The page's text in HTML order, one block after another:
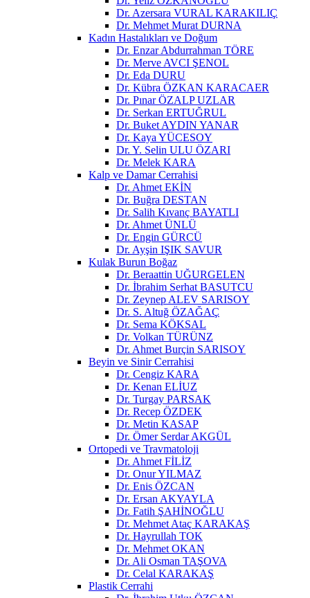
Dr. Azersara VURAL KARAKILIÇ
Dr. Mehmet Murat DURNA
Kadın Hastalıkları ve Doğum
Dr. Enzar Abdurrahman TÖRE
Dr. Merve AVCI ŞENOL
Dr. Eda DURU
Dr. Kübra ÖZKAN KARACAER
Dr. Pınar ÖZALP UZLAR
Dr. Serkan ERTUĞRUL
Dr. Buket AYDIN YANAR
Dr. Kaya YÜCESOY
Dr. Y. Selin ULU ÖZARI
Dr. Melek KARA
Kalp ve Damar Cerrahisi
Dr. Ahmet EKİN
Dr. Buğra DESTAN
Dr. Salih Kıvanç BAYATLI
Dr. Ahmet ÜNLÜ
Dr. Engin GÜRCÜ
Dr. Ayşin IŞIK SAVUR
Kulak Burun Boğaz
Dr. Beraattin UĞURGELEN
Dr. İbrahim Serhat BASUTCU
Dr. Zeynep ALEV SARISOY
Dr. S. Altuğ ÖZAĞAÇ
Dr. Sema KÖKSAL
Dr. Volkan TÜRÜNZ
Dr. Ahmet Burçin SARISOY
Beyin ve Sinir Cerrahisi
Dr. Cengiz KARA
Dr. Kenan ELİUZ
Dr. Turgay PARSAK
Dr. Recep ÖZDEK
Dr. Metin KASAP
Dr. Ömer Serdar AKGÜL
Ortopedi ve Travmatoloji
Dr. Ahmet FİLİZ
Dr. Onur YILMAZ
Dr. Enis ÖZCAN
Dr. Ersan AKYAYLA
Dr. Fatih ŞAHİNOĞLU
Dr. Mehmet Ataç KARAKAŞ
Dr. Hayrullah TOK
Dr. Mehmet OKAN
Dr. Ali Osman TAŞOVA
Dr. Celal KARAKAŞ
Plastik Cerrahi